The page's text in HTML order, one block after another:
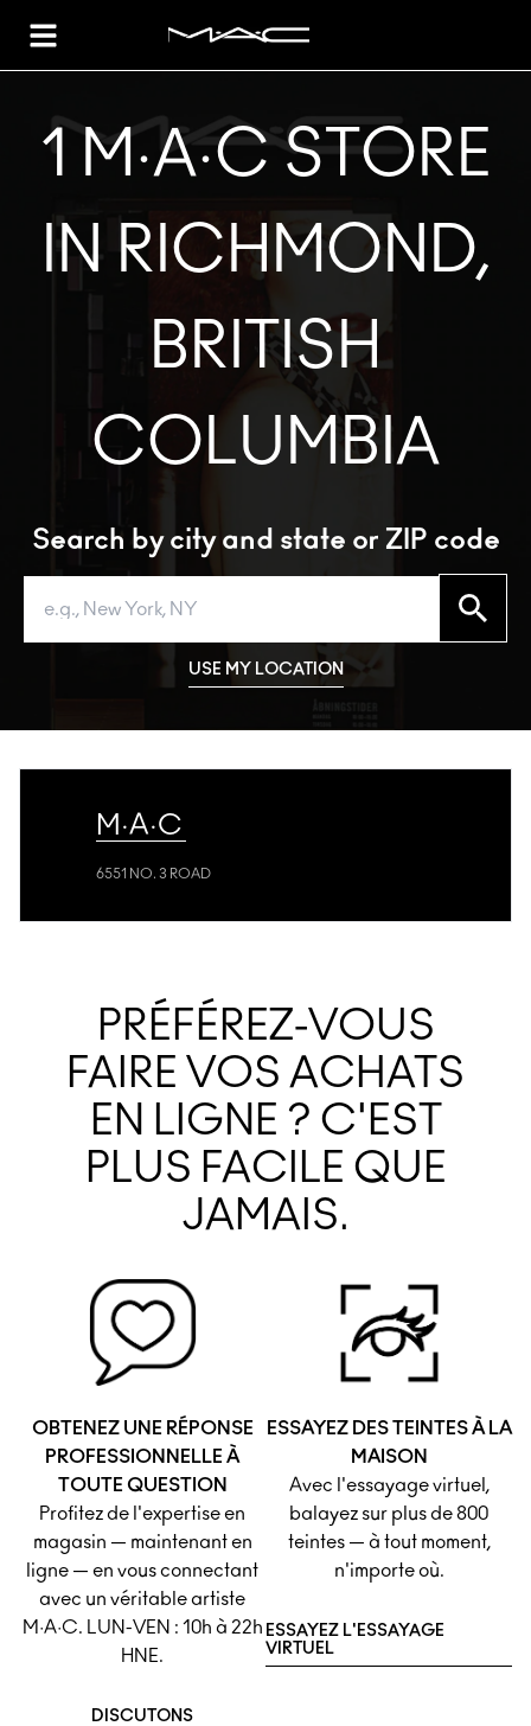
Toggle Header Menu
1 M·A·C STORE
IN RICHMOND,
BRITISH
COLUMBIA
Search by city and state or ZIP code
USE MY LOCATION
M·A·C
6551 NO. 3 ROAD
PRÉFÉREZ-VOUS
FAIRE VOS ACHATS
EN LIGNE ? C'EST
PLUS FACILE QUE
JAMAIS.
OBTENEZ UNE RÉPONSE
PROFESSIONNELLE À
TOUTE QUESTION
Profitez de l'expertise en
magasin — maintenant en
ligne — en vous connectant
avec un véritable artiste
M·A·C. LUN-VEN : 10h à 22h
HNE.
DISCUTONS
ESSAYEZ DES TEINTES À LA
MAISON
Avec l'essayage virtuel,
balayez sur plus de 800
teintes — à tout moment,
n'importe où.
ESSAYEZ L'ESSAYAGE
VIRTUEL